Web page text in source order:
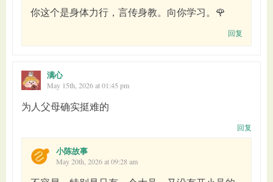
你这个是身体力行，言传身教。向你学习。🌹
回复
满心
May 15th, 2026 at 01:45 pm
为人父母确实挺难的
回复
小陈故事
May 20th, 2026 at 09:28 am